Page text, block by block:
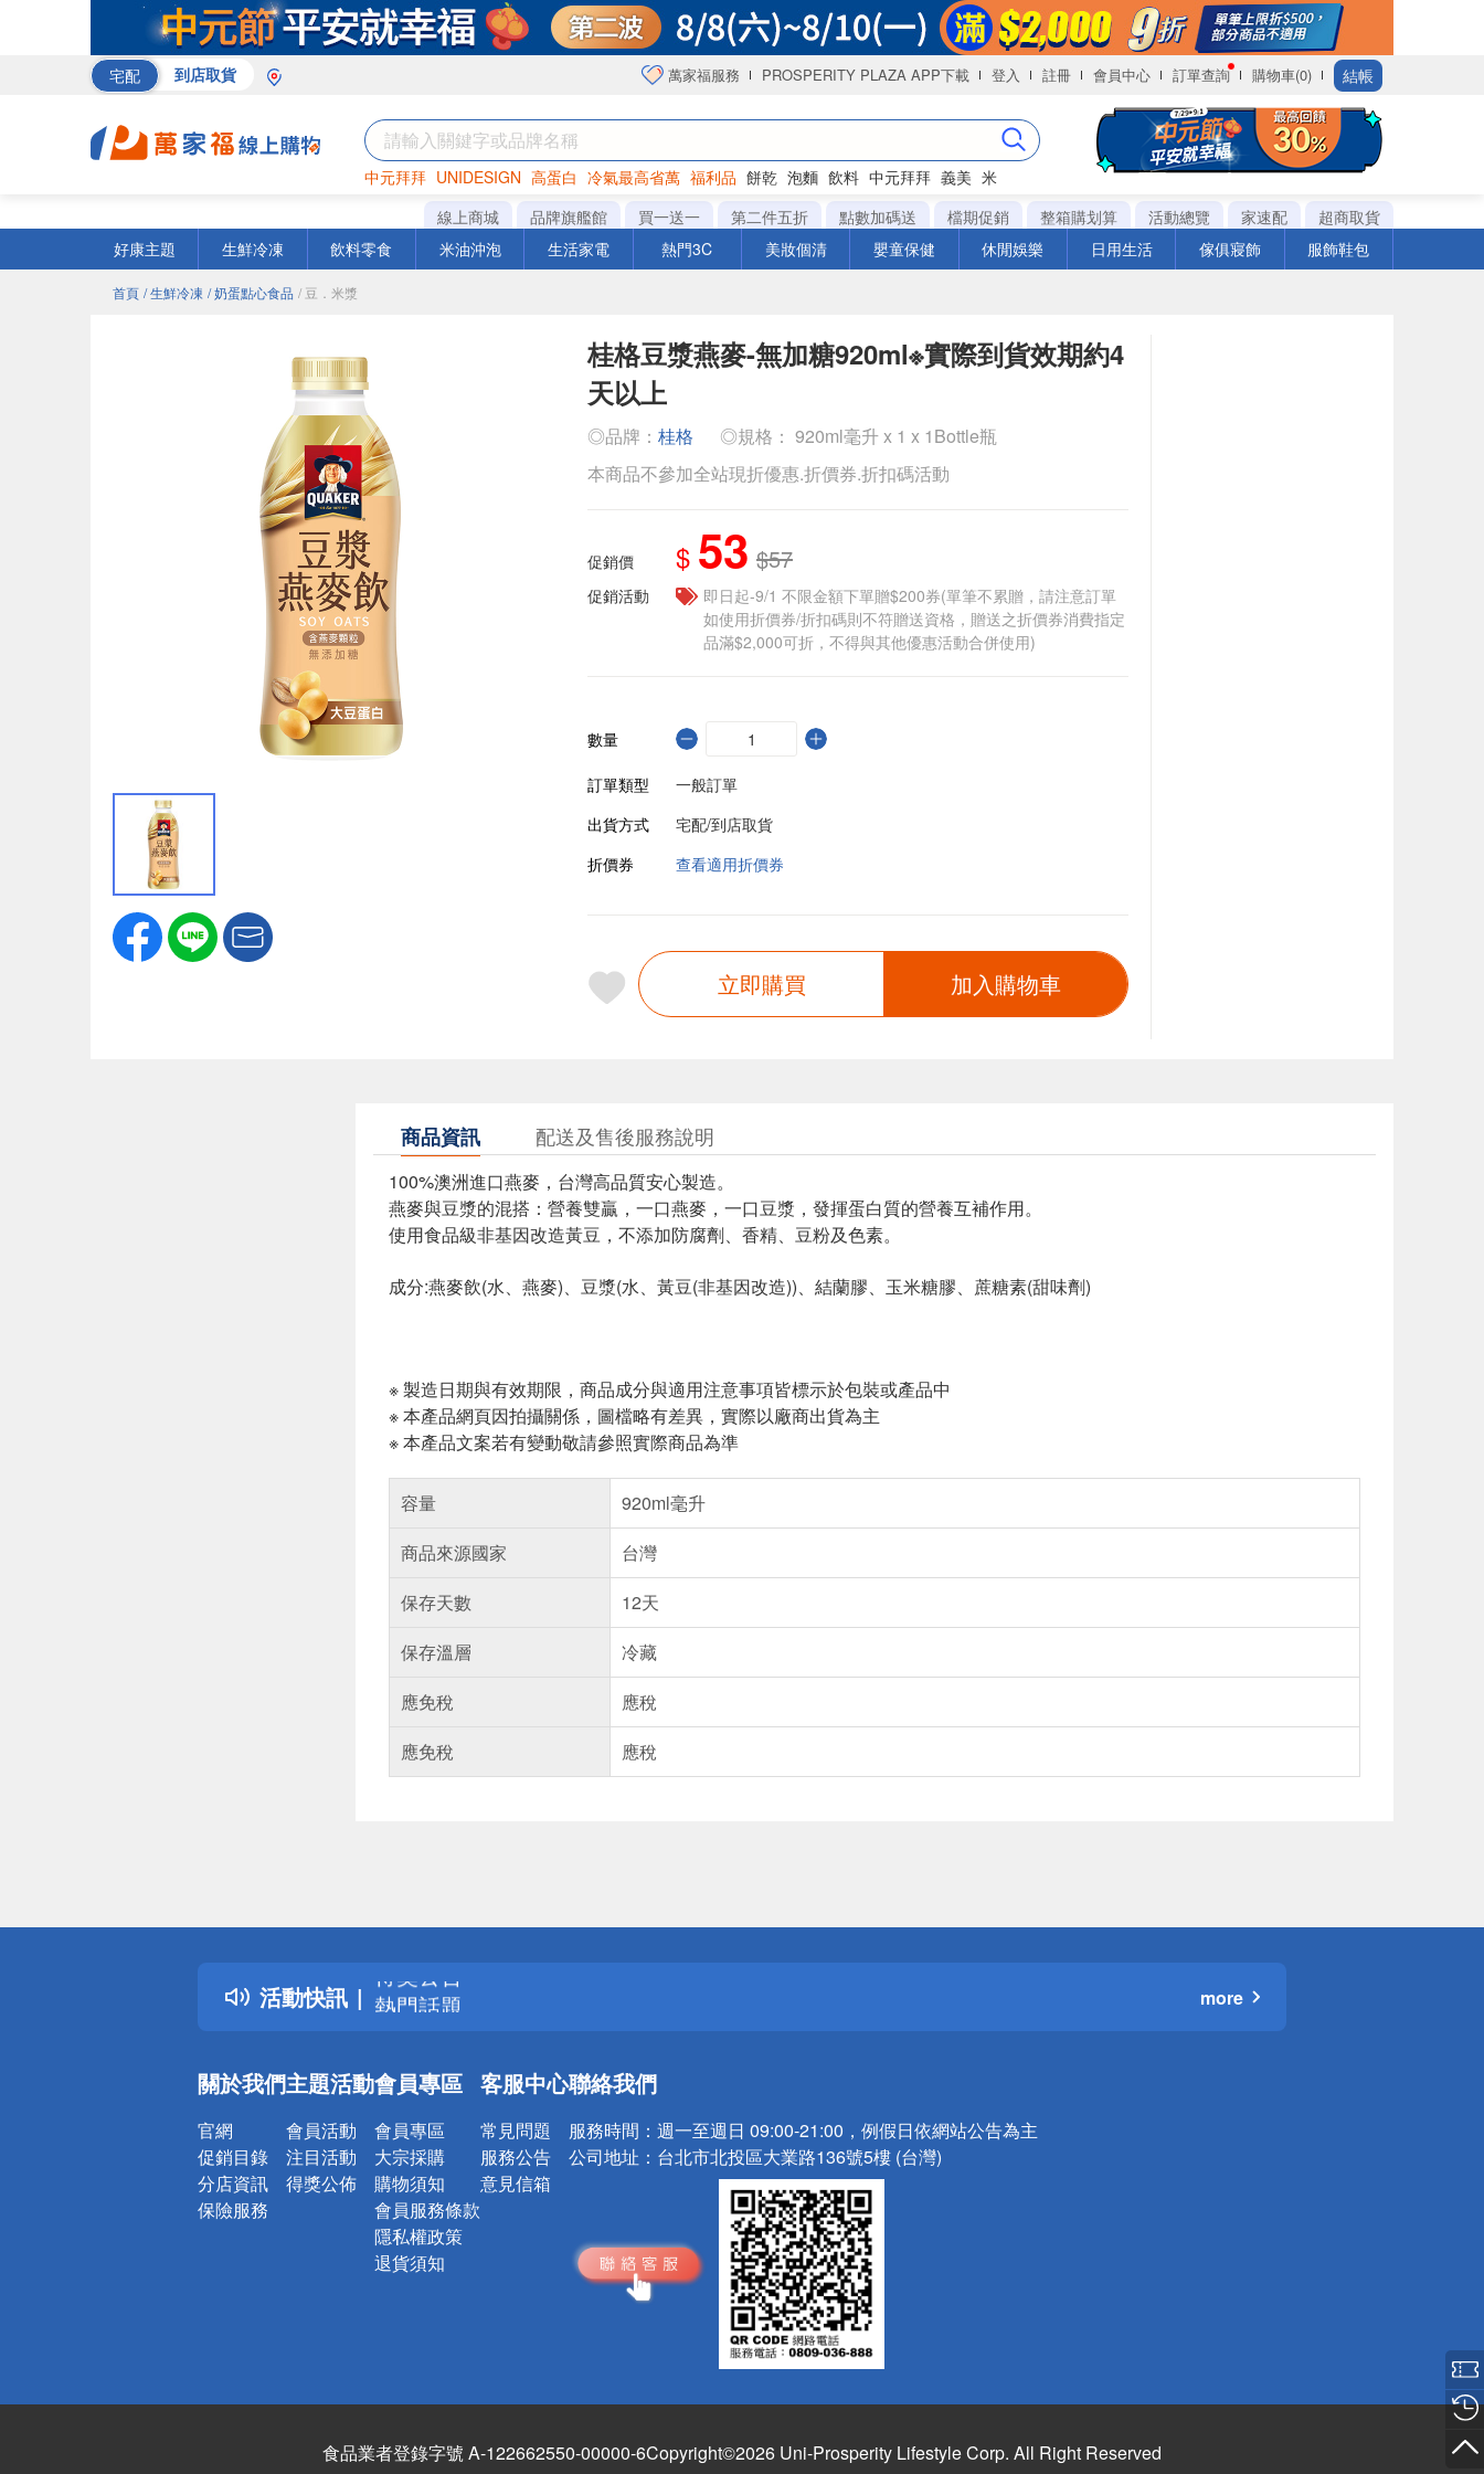
宅配 到店取貨 萬家福服務 PROSPERITY PLAZA APP下載 登入 註冊 會員中心 訂單查詢 購物車(0) 結帳
中元拜拜 UNIDESIGN 高蛋白 冷氣最高省萬 福利品 餅乾 泡麵 飲料 中元拜拜 義美 米
罐頭 咖啡 海苔
線上商城 品牌旗艦館 買一送一 第二件五折 點數加碼送 檔期促銷 整箱購划算 活動總覽 家速配
超商取貨
好康主題
生鮮冷凍 飲料零食 米油沖泡 生活家電 熱門3C 美妝個清 嬰童保健 休閒娛樂 日用生活 傢俱寢飾 服飾鞋包
首頁 / 生鮮冷凍 / 奶蛋點心食品 / 豆．米漿
桂格豆漿燕麥-無加糖920ml※實際到貨效期約4
天以上
◎品牌： 桂格
◎規格： 920ml毫升 x 1 x 1Bottle瓶
本商品不參加全站現折優惠.折價券.折扣碼活動
促銷價 $ 53 $57
促銷活動
即日起-9/1 不限金額下單贈$200券(單筆不累贈，請注意訂單
如使用折價券/折扣碼則不符贈送資格，贈送之折價券消費指定
品滿$2,000可折，不得與其他優惠活動合併使用)
數量
訂單類型
一般訂單
出貨方式
宅配/到店取貨
折價券
查看適用折價券
立即購買 加入購物車
商品資訊 配送及售後服務說明
100%澳洲進口燕麥，台灣高品質安心製造。
燕麥與豆漿的混搭：營養雙贏，一口燕麥，一口豆漿，發揮蛋白質的營養互補作用。
使用食品級非基因改造黃豆，不添加防腐劑、香精、豆粉及色素。
成分:燕麥飲(水、燕麥)、豆漿(水、黃豆(非基因改造))、結蘭膠、玉米糖膠、蔗糖素(甜味劑)
※ 製造日期與有效期限，商品成分與適用注意事項皆標示於包裝或產品中
※ 本產品網頁因拍攝關係，圖檔略有差異，實際以廠商出貨為主
※ 本產品文案若有變動敬請參照實際商品為準
容量
920ml毫升
商品來源國家
台灣
保存天數
12天
保存溫層
冷藏
應免稅
應稅
應免稅
應稅
活動快訊
詐騙網頁！請小心！
得獎公告
熱門話題
銀行優惠
詐騙網頁！請小心！
more
關於我們
官網
促銷目錄
分店資訊
保險服務
主題活動
會員活動
注目活動
得獎公佈
會員專區
會員專區
大宗採購
購物須知
會員服務條款
隱私權政策
退貨須知
客服中心
常見問題
服務公告
意見信箱
聯絡我們
服務時間： 週一至週日 09:00-21:00，例假日依網站公告為主
公司地址： 台北市北投區大業路136號5樓 (台灣)
食品業者登錄字號 A-122662550-00000-6Copyright©2026 Uni-Prosperity Lifestyle Corp. All Right Reserved